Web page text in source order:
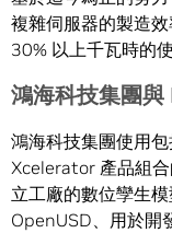
複雜伺服器的製造
30% 以上千瓦時的使
鴻海科技集團與
鴻海科技集團使用
Xcelerator 產品組
立工廠的數位孿生
OpenUSD、用於開